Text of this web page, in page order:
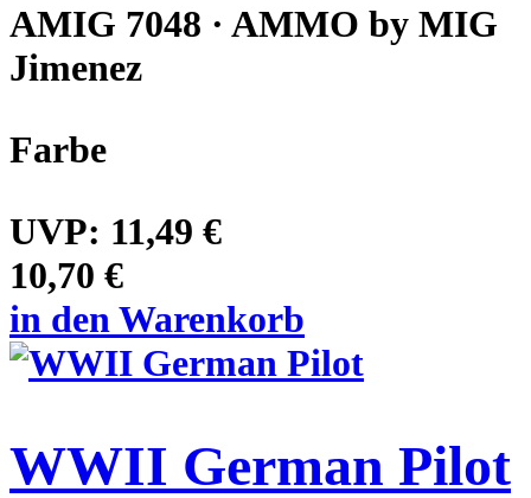
AMIG 7048 · AMMO by MIG
Jimenez
Farbe
UVP: 11,49 €
10,70 €
in den Warenkorb
WWII German Pilot